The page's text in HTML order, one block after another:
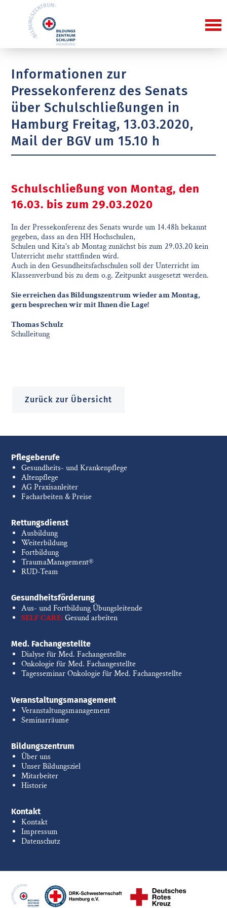
Informationen zur
Pressekonferenz des Senats
über Schulschließungen in
Hamburg Freitag, 13.03.2020,
Mail der BGV um 15.10 h
Schulschließung von Montag, den
16.03. bis zum 29.03.2020
In der Pressekonferenz des Senats wurde um 14.48h bekannt
gegeben, dass an den HH Hochschulen,
Schulen und Kita's ab Montag zunächst bis zum 29.03.20 kein
Unterricht mehr stattfinden wird.
Auch in den Gesundheitsfachschulen soll der Unterricht im
Klassenverbund bis zu dem o.g. Zeitpunkt ausgesetzt werden.
Sie erreichen das Bildungszentrum wieder am Montag,
gern besprechen wir mit Ihnen die Lage!
Thomas Schulz
Schulleitung
Zurück zur Übersicht
Pflegeberufe
Gesundheits- und Krankenpflege
Altenpflege
AG Praxisanleiter
Facharbeiten & Preise
Rettungsdienst
Ausbildung
Weiterbildung
Fortbildung
TraumaManagement®
RUD-Team
Gesundheitsförderung
Aus- und Fortbildung Übungsleitende
SELF CARE:Gesund arbeiten
Med. Fachangestellte
Dialyse für Med. Fachangestellte
Onkologie für Med. Fachangestellte
Tagesseminar Onkologie für Med. Fachangestellte
Veranstaltungsmanagement
Veranstaltungsmanagement
Seminarräume
Bildungszentrum
Über uns
Unser Bildungsziel
Mitarbeiter
Historie
Kontakt
Kontakt
Impressum
Datenschutz